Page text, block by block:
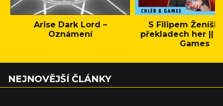
Arise Dark Lord –
Oznámení
S Filipem
překladech her ||
Games
NEJNOVĚJŠÍ ČLÁNKY